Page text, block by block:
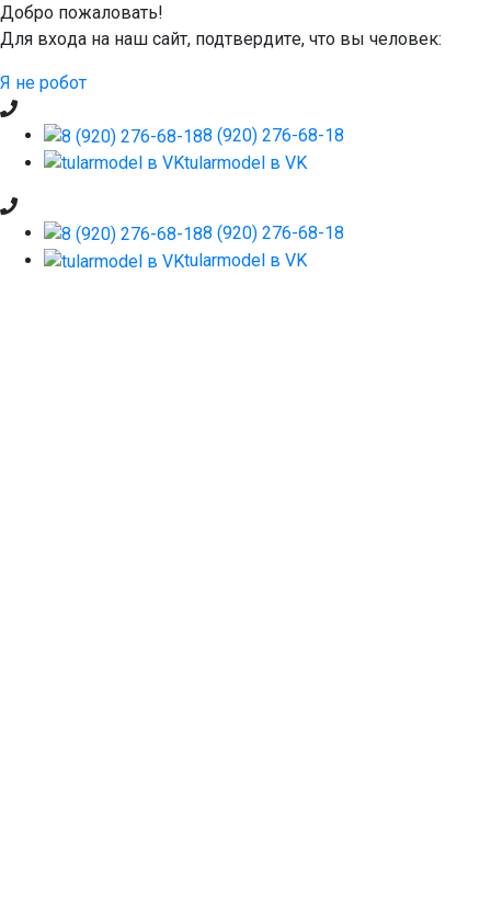
Добро пожаловать!
Для вхoда на наш сайт, подтвepдитe, чтo вы чeлoвeк:
Я не робот
8 (920) 276-68-18
tularmodel в VK
8 (920) 276-68-18
tularmodel в VK